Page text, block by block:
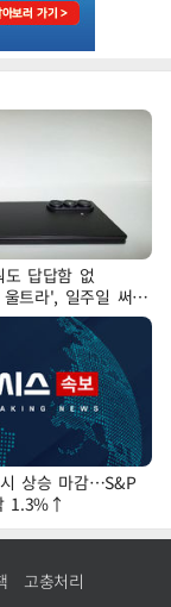
답답함 없
트라', 일주일 써보
상승 마감…S&P
1.3%↑
고충처리